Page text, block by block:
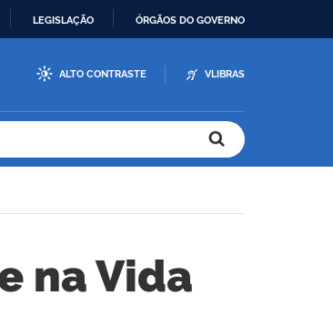
LEGISLAÇÃO ÓRGÃOS DO GOVERNO
ALTO CONTRASTE VLIBRAS
na Vida